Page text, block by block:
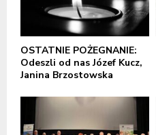
OSTATNIE POŻEGNANIE:
Odeszli od nas Józef Kucz,
Janina Brzostowska